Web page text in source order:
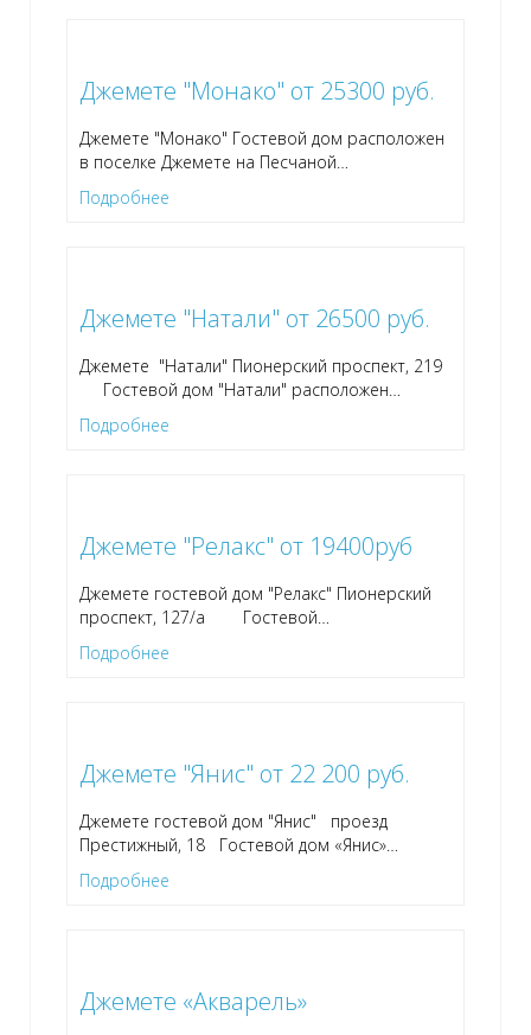
Джемете "Монако" от 25300 руб.
Джемете "Монако" Гостевой дом расположен
в поселке Джемете на Песчаной
Подробнее
Джемете "Натали" от 26500 руб.
Джемете "Натали" Пионерский проспект, 219
Гостевой дом "Натали" расположен
Подробнее
Джемете "Релакс" от 19400руб
Джемете гостевой дом "Релакс" Пионерский
проспект, 127/а Гостевой
Подробнее
Джемете "Янис" от 22 200 руб.
Джемете гостевой дом "Янис" проезд
Престижный, 18 Гостевой дом «Янис»
Подробнее
Джемете «Акварель»